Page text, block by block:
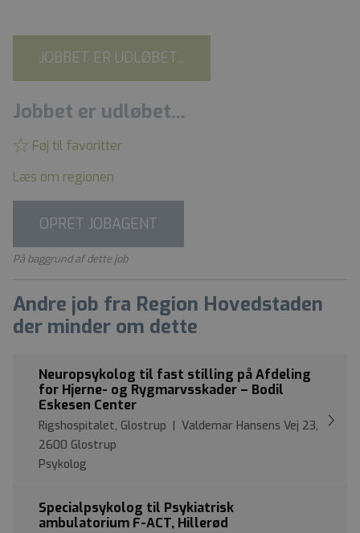
JOBBET ER UDLØBET...
Jobbet er udløbet...
Føj til favoritter
Læs om regionen
OPRET JOBAGENT
På baggrund af dette job
Andre job fra Region Hovedstaden
der minder om dette
Neuropsykolog til fast stilling på Afdeling
for Hjerne- og Rygmarvsskader – Bodil
Eskesen Center
Rigshospitalet, Glostrup | Valdemar Hansens Vej 23,
2600 Glostrup
Psykolog
Specialpsykolog til Psykiatrisk
ambulatorium F-ACT, Hillerød